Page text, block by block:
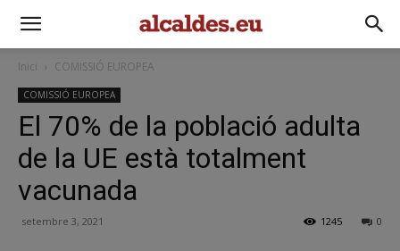
Inici COMISSIÓ EUROPEA
COMISSIÓ EUROPEA
El 70% de la població adulta
de la UE està totalment
vacunada
setembre 3, 2021 0
1245